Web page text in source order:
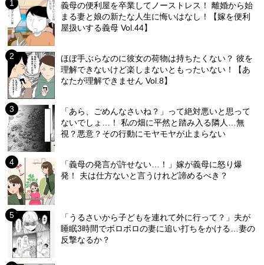
義母の便利屋を卒業してノーストレス！ 離婚から始
まる妻と娘の新たな人生に悔いはなし！【嫁を便利
屋扱いする義母 Vol.44】
ほぼ手ぶらなのに彼女の荷物は持ちたくない？ 彼を
理解できないけど楽しまないともったいない！【あ
なたが理解できません Vol.8】
「あら、ごめんなさいね？」って絶対悪いと思って
ないでしょ…！ 私の畑に平然と踏み入る隣人…無
視？悪意？その行動にモヤモヤが止まらない
「義母の発言が許せない…！」嫁が義母に怒り爆
発！ 夫は仕方ないと言うけれど諦めるべき？
「うるさいから子どもを連れて外に行って？」夫が
睡眠3時間でボロボロの妻に追い打ちをかける…妻の
反撃なるか？